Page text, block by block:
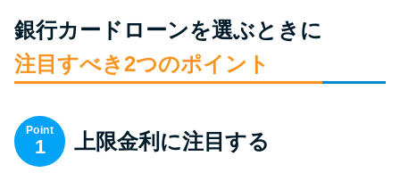
申し込みブラックとは?判断の目
安や審査に通らない理由
ブラックでもお金を借りるに
銀行カードローンを選ぶときに
注目すべき2つのポイント
Point
1 上限金利に注目する